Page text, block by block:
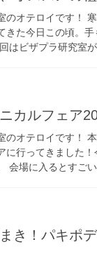
のオテロイです！
きた今日この頃。
はビザプラ研究室
カルフェア
のオテロイです！
に行ってきました
会場に入るとすご
き！パキポ